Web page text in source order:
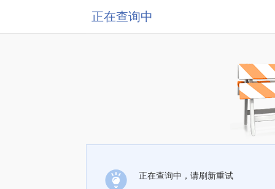
正在查询中
正在查询中，请刷新重试